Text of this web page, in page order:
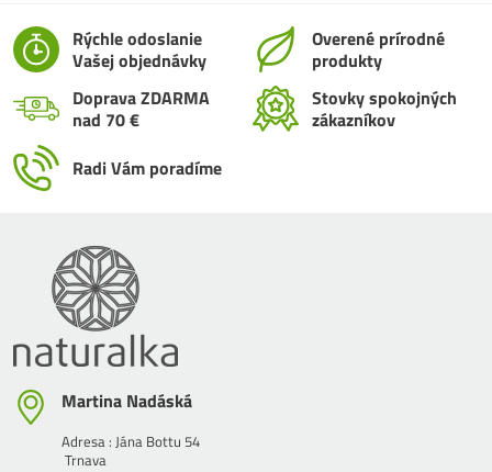
Rýchle odoslanie
Vašej objednávky
Overené prírodné
produkty
Doprava ZDARMA
nad 70 €
Stovky spokojných
zákazníkov
Radi Vám poradíme
Martina Nadáská
Adresa : Jána Bottu 54
Trnava